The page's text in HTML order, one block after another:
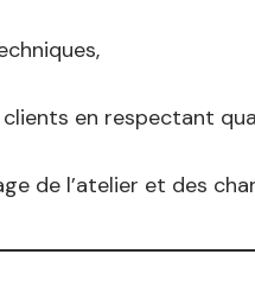
en respectant
de l’atelier et des